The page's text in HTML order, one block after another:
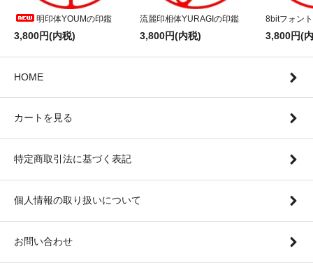
明印体YOUMの印鑑
3,800円(内税)
流麗印相体YURAGIの印鑑
3,800円(内税)
8bitフォン
3,800円(
HOME
カートを見る
特定商取引法に基づく表記
個人情報の取り扱いについて
お問い合わせ